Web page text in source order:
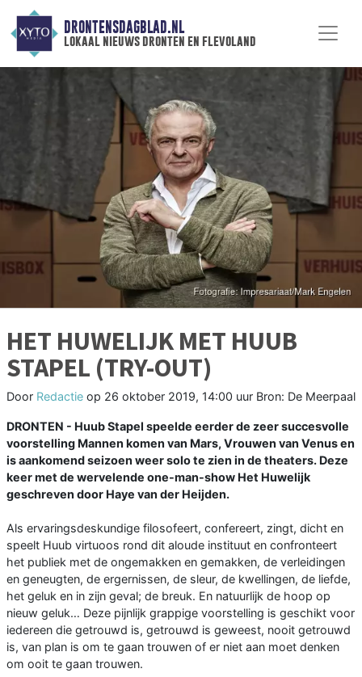
DRONTENSDAGBLAD.NL
lokaal nieuws dronten en flevoland
HET HUWELIJK MET HUUB
STAPEL (TRY-OUT)
Door Redactie op 26 oktober 2019, 14:00 uur Bron: De Meerpaal
DRONTEN - Huub Stapel speelde eerder de zeer succesvolle
voorstelling Mannen komen van Mars, Vrouwen van Venus en
is aankomend seizoen weer solo te zien in de theaters. Deze
keer met de wervelende one-man-show Het Huwelijk
geschreven door Haye van der Heijden.
Als ervaringsdeskundige filosofeert, confereert, zingt, dicht en
speelt Huub virtuoos rond dit aloude instituut en confronteert
het publiek met de ongemakken en gemakken, de verleidingen
en geneugten, de ergernissen, de sleur, de kwellingen, de liefde,
het geluk en in zijn geval; de breuk. En natuurlijk de hoop op
nieuw geluk… Deze pijnlijk grappige voorstelling is geschikt voor
iedereen die getrouwd is, getrouwd is geweest, nooit getrouwd
is, van plan is om te gaan trouwen of er niet aan moet denken
om ooit te gaan trouwen.